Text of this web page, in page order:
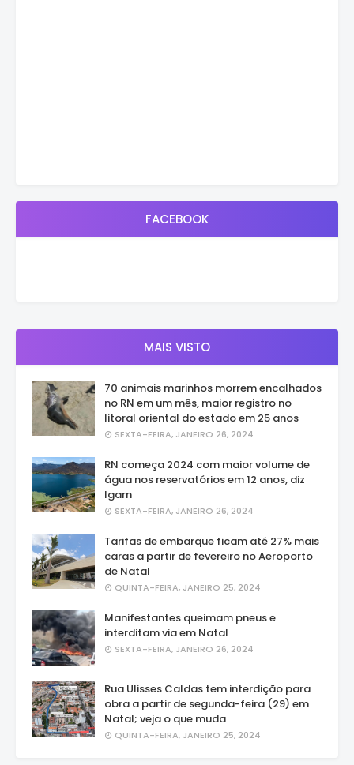
FACEBOOK
MAIS VISTO
70 animais marinhos morrem encalhados
no RN em um mês, maior registro no
litoral oriental do estado em 25 anos
SEXTA-FEIRA, JANEIRO 26, 2024
RN começa 2024 com maior volume de
água nos reservatórios em 12 anos, diz
Igarn
SEXTA-FEIRA, JANEIRO 26, 2024
Tarifas de embarque ficam até 27% mais
caras a partir de fevereiro no Aeroporto
de Natal
QUINTA-FEIRA, JANEIRO 25, 2024
Manifestantes queimam pneus e
interditam via em Natal
SEXTA-FEIRA, JANEIRO 26, 2024
Rua Ulisses Caldas tem interdição para
obra a partir de segunda-feira (29) em
Natal; veja o que muda
QUINTA-FEIRA, JANEIRO 25, 2024